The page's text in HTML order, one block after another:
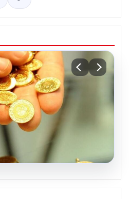
2 Nisan 2026: Altın